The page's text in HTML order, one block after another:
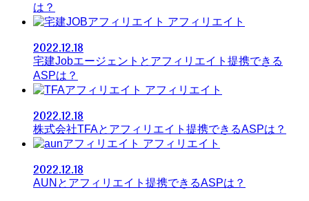
は？
アフィリエイト
2022.12.18
宅建Jobエージェントとアフィリエイト提携できる
ASPは？
アフィリエイト
2022.12.18
株式会社TFAとアフィリエイト提携できるASPは？
アフィリエイト
2022.12.18
AUNとアフィリエイト提携できるASPは？